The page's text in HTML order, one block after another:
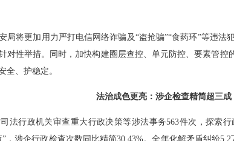
将更加用力严打电信网络诈骗及“盗抢骗”“食药环”等违法
对性举措。同时，加快构建圈层查控、单元防控、要素管控
全、护稳定。
法治成色更亮：涉企检查精简超三成
行政机关审查重大行政决策等涉法事务563件次，探索行
，涉企行政检查次数同比精简30.43%。全年化解矛盾纠纷